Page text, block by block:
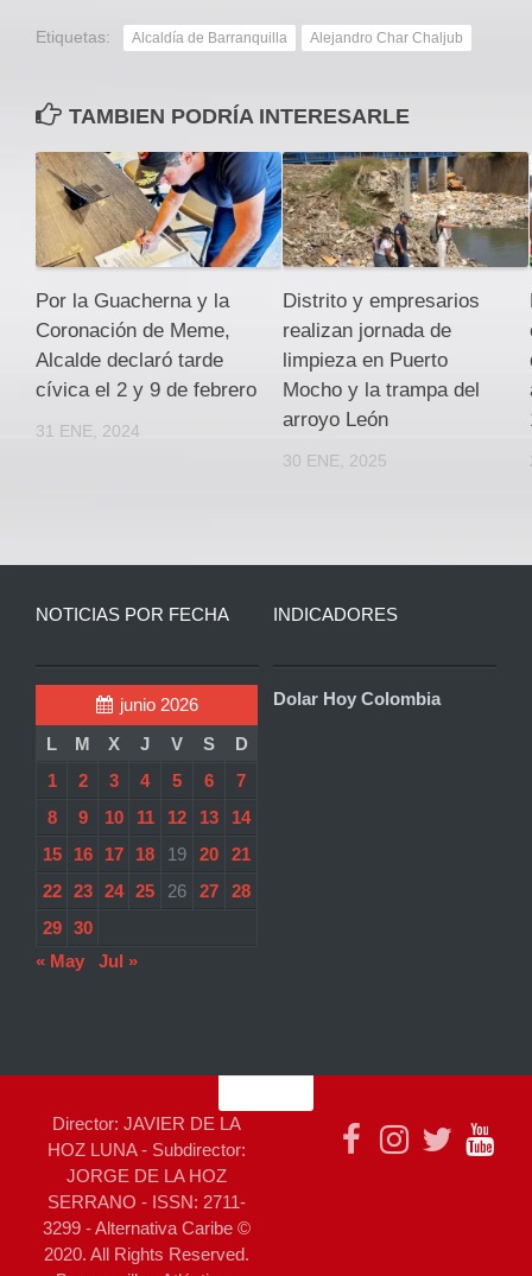
Etiquetas: Alcaldía de Barranquilla Alejandro Char Chaljub
TAMBIEN PODRÍA INTERESARLE
Por la Guacherna y la
Coronación de Meme,
Alcalde declaró tarde
cívica el 2 y 9 de febrero
31 ENE, 2024
Distrito y empresarios
realizan jornada de
limpieza en Puerto
Mocho y la trampa del
arroyo León
30 ENE, 2025
NOTICIAS POR FECHA
junio 2026
L
M X J V S
D
1
2 3 4 5 6
7
8
9 10 11 12 13
14
15
16 17 18 19 20
21
22
23 24 25 26 27
28
29
30
« May
Jul »
INDICADORES
Dolar Hoy Colombia
Director: JAVIER DE LA
HOZ LUNA - Subdirector:
JORGE DE LA HOZ
SERRANO - ISSN: 2711-
3299 - Alternativa Caribe ©
2020. All Rights Reserved.